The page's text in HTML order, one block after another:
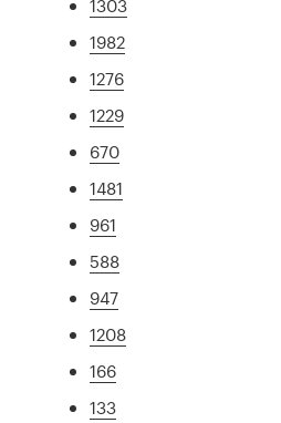
1303
1982
1276
1229
670
1481
961
588
947
1208
166
133